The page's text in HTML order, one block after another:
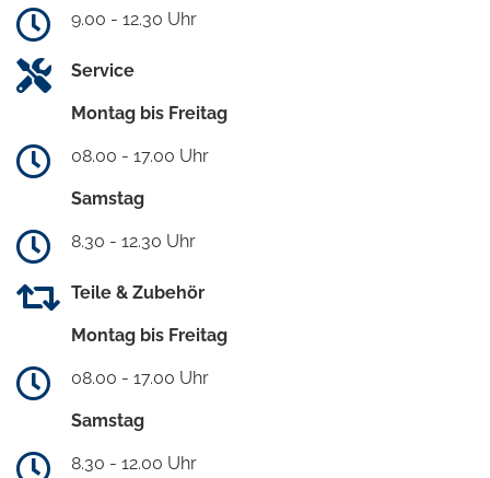
9.00 - 12.30 Uhr
Service
Montag bis Freitag
08.00 - 17.00 Uhr
Samstag
8.30 - 12.30 Uhr
Teile & Zubehör
Montag bis Freitag
08.00 - 17.00 Uhr
Samstag
8.30 - 12.00 Uhr